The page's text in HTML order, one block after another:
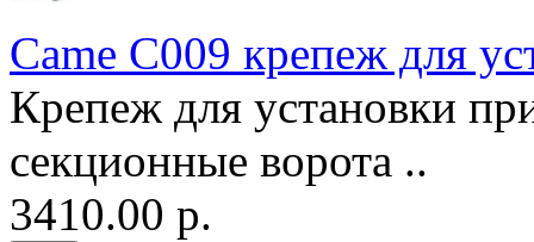
Came C009 крепеж для
Крепеж для установки
секционные ворота ..
3410.00 р.